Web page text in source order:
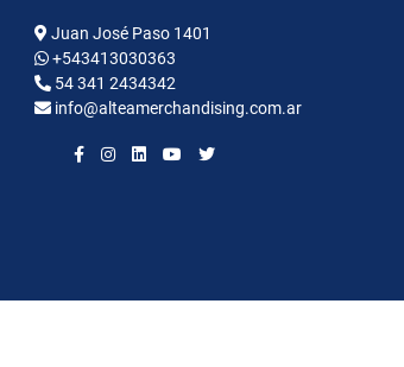
Juan José Paso 1401
+543413030363
54 341 2434342
info@alteamerchandising.com.ar